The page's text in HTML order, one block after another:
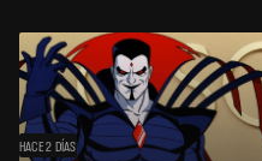
HACE 2 DÍAS